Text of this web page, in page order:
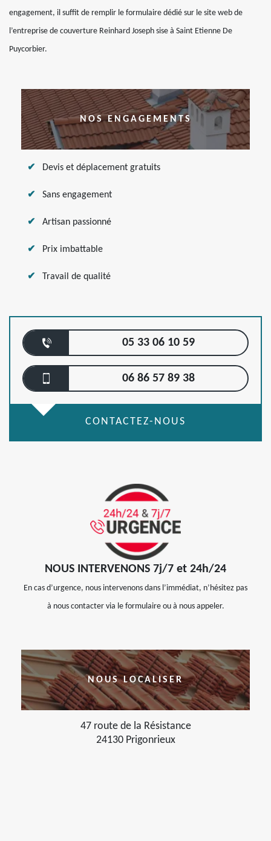
engagement, il suffit de remplir le formulaire dédié sur le site web de
l’entreprise de couverture Reinhard Joseph sise à Saint Etienne De
Puycorbier.
NOS ENGAGEMENTS
Devis et déplacement gratuits
Sans engagement
Artisan passionné
Prix imbattable
Travail de qualité
05 33 06 10 59
06 86 57 89 38
CONTACTEZ-NOUS
NOUS INTERVENONS 7j/7 et 24h/24
En cas d’urgence, nous intervenons dans l’immédiat, n’hésitez pas
à nous contacter via le formulaire ou à nous appeler.
NOUS LOCALISER
47 route de la Résistance
24130 Prigonrieux